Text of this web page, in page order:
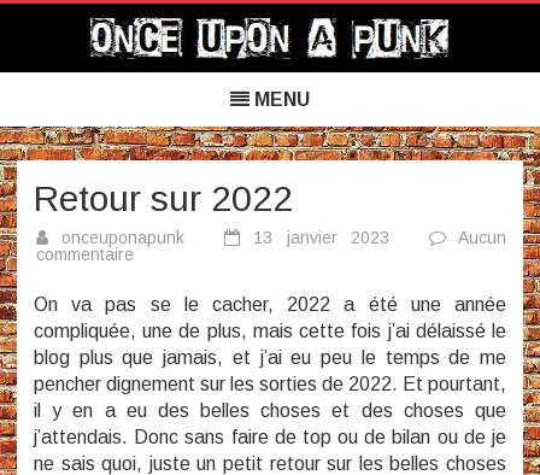
Once Upon a PunkSkip
to
content
MENU
Retour sur 2022
onceuponapunk 13 janvier 2023
Aucun
commentaire sur
2022
On va pas se le cacher, 2022 a été une année
compliquée, une de plus, mais cette fois j’ai délaissé le
blog plus que jamais, et j’ai eu peu le temps de me
pencher dignement sur les sorties de 2022. Et pourtant,
il y en a eu des belles choses et des choses que
j’attendais. Donc sans faire de top ou de bilan ou de je
ne sais quoi, juste un petit retour sur les belles choses